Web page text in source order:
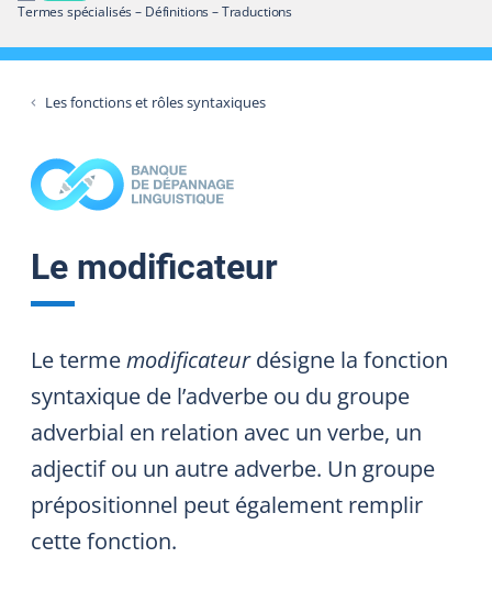
Termes spécialisés – Définitions – Traductions
Les fonctions et rôles syntaxiques
Le modificateur
Le termemodificateurdésigne la fonction
syntaxique de l’adverbe ou du groupe
adverbial en relation avec un verbe, un
adjectif ou un autre adverbe. Un groupe
prépositionnel peut également remplir
cette fonction.